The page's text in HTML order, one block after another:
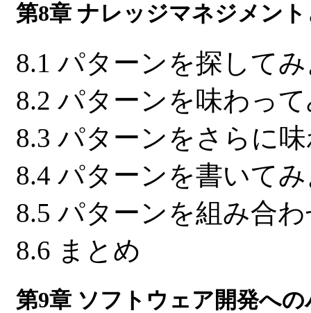
第8章 ナレッジマネジメン
8.1 パターンを探して
8.2 パターンを味わっ
8.3 パターンをさらに
8.4 パターンを書いて
8.5 パターンを組み合
8.6 まとめ
第9章 ソフトウェア開発へ